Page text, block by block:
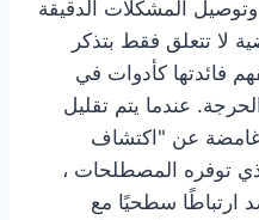
المشكلات الدقيقة
لا تتعلق فقط بتذكر
فائدتها كأدوات في
عندما يتم تقليل
غامضة عن "اكتشاف
توفره المصطلحات ،
ارتباطًا سطحيًا مع